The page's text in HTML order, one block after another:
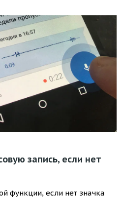
запись, если нет
функции, если нет значка